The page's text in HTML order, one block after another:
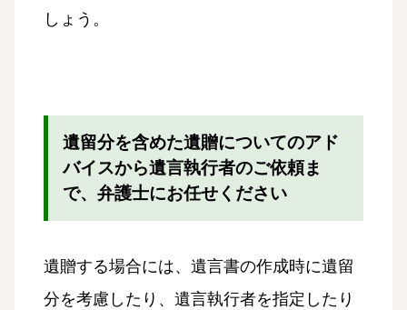
しょう。
遺留分を含めた遺贈についてのアド
バイスから遺言執行者のご依頼ま
で、弁護士にお任せください
遺贈する場合には、遺言書の作成時に遺留
分を考慮したり、遺言執行者を指定したり